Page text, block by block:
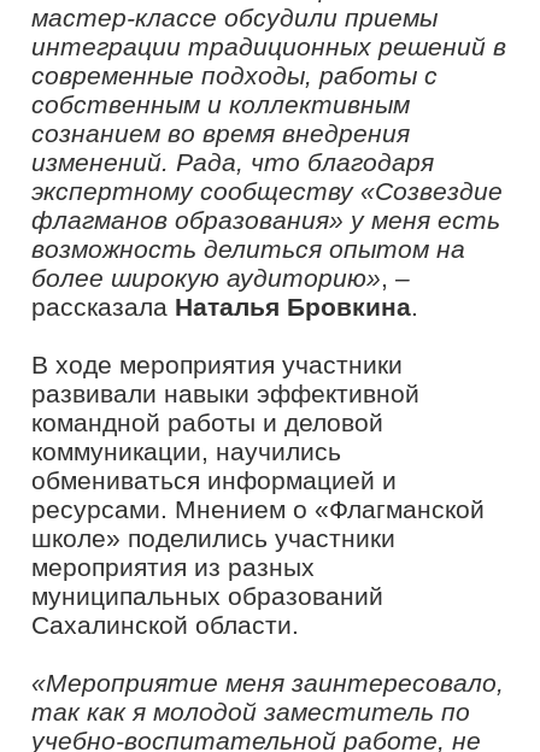
профессионалов, осознать что-то
новое, сделать выводы и направить
свою энергию не только на
выполнение рабочих задач, но и на
саморазвитие», – рассказала
заместитель директора средней школы
№5 села Троицкого им. Г.Г. Светецкого
Анивского городского округаТамара
Князева.
В ходе визита в Сахалинскую область
руководитель проекта «Флагманы
образования» Борис Соловьёв принял
участие в пленарной части
Образовательного форума
где представил обзор проектов и
конкурсов президентской платформы
«Россия – страна возможностей» для
профессионального и карьерного
развития, в том числе проект
«Флагманы образования».
«Флагманская школа» – программа
конкурсного отбора кандидатов в
управленческий кадровый резерв
региона. Проводится в формате
проектно-образовательного интенсива
по инициативе и запросу региона.
Проект «Флагманы образования»
президентской платформы «Россия –
страна возможностей» реализуется в